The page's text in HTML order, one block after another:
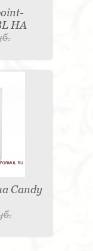
HA
Candy